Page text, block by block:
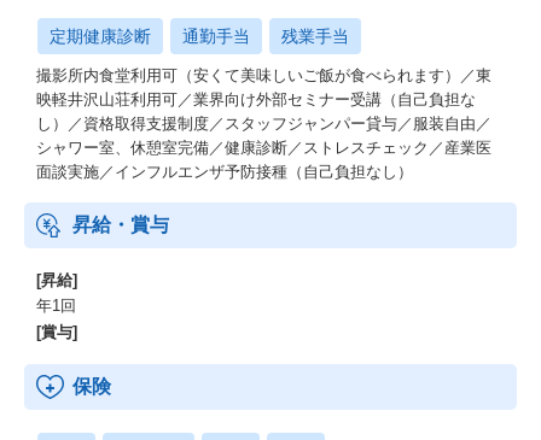
定期健康診断 通勤手当 残業手当
撮影所内食堂利用可（安くて美味しいご飯が食べられます）／東
映軽井沢山荘利用可／業界向け外部セミナー受講（自己負担な
し）／資格取得支援制度／スタッフジャンパー貸与／服装自由／
シャワー室、休憩室完備／健康診断／ストレスチェック／産業医
面談実施／インフルエンザ予防接種（自己負担なし）
昇給・賞与
[昇給]
年1回
[賞与]
保険